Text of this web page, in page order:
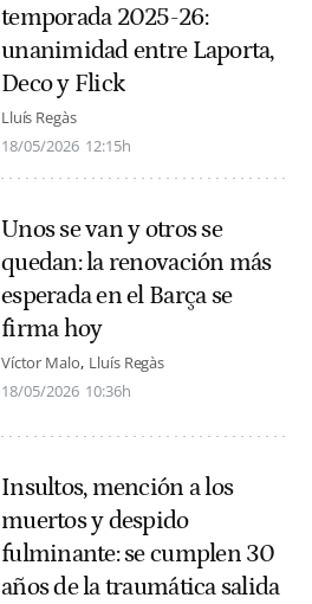
temporada 2025-26:
unanimidad entre Laporta,
Deco y Flick
Lluís Regàs
18/05/2026 12:15h
Unos se van y otros se
quedan: la renovación más
esperada en el Barça se
firma hoy
Víctor Malo Lluís Regàs
18/05/2026 10:36h
Insultos, mención a los
muertos y despido
fulminante: se cumplen 30
años de la traumática salida